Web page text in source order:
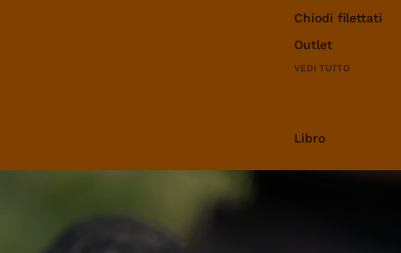
Chiodi filettati
Outlet
VEDI TUTTO
Libro